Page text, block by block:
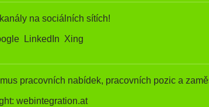
na sociálních sítích!
LinkedIn Xing
pracovních nabídek, pracovních pozic a
webintegration.at